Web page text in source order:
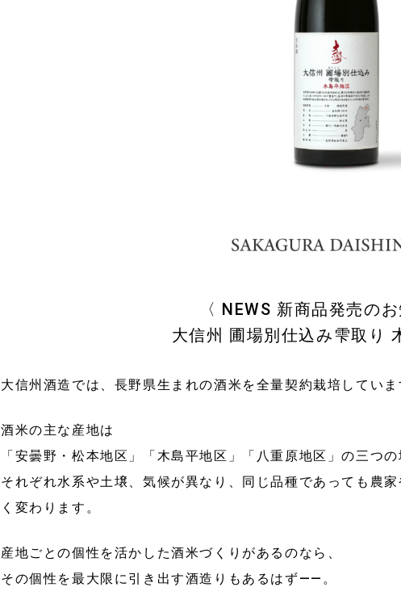
〈 NEWS 新商品発売の
大信州 圃場別仕込み雫取り
大信州酒造では、長野県生まれの酒米を全量契約栽培してい
酒米の主な産地は
「安曇野・松本地区」「木島平地区」「八重原地区」の三つ
それぞれ水系や土壌、気候が異なり、同じ品種であっても農
く変わります。
産地ごとの個性を活かした酒米づくりがあるのなら、
その個性を最大限に引き出す酒造りもあるはず――。